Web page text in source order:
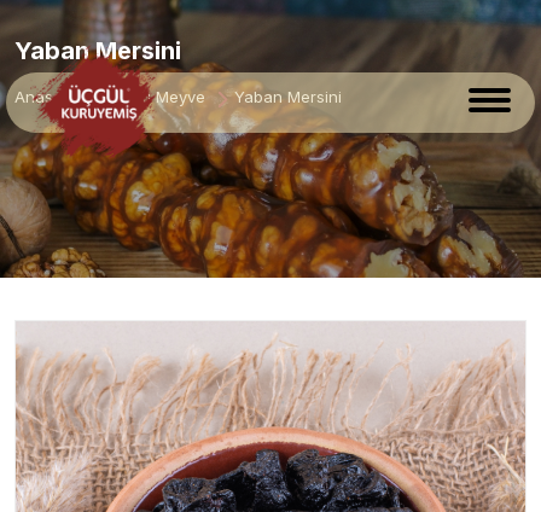
Yaban Mersini
Anasayfa Kuru Meyve Yaban Mersini